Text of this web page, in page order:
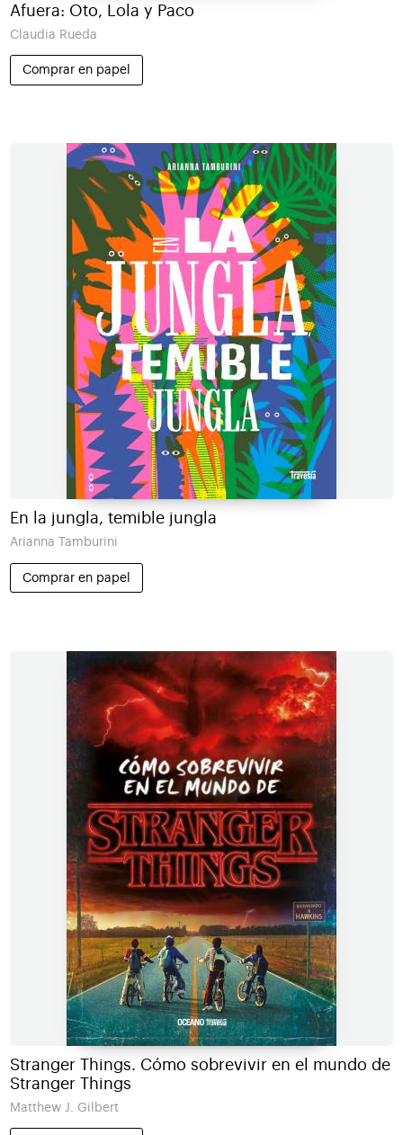
Afuera: Oto, Lola y Paco
Claudia Rueda
Comprar en papel
En la jungla, temible jungla
Arianna Tamburini
Comprar en papel
Stranger Things. Cómo sobrevivir en el mundo de
Stranger Things
Matthew J. Gilbert